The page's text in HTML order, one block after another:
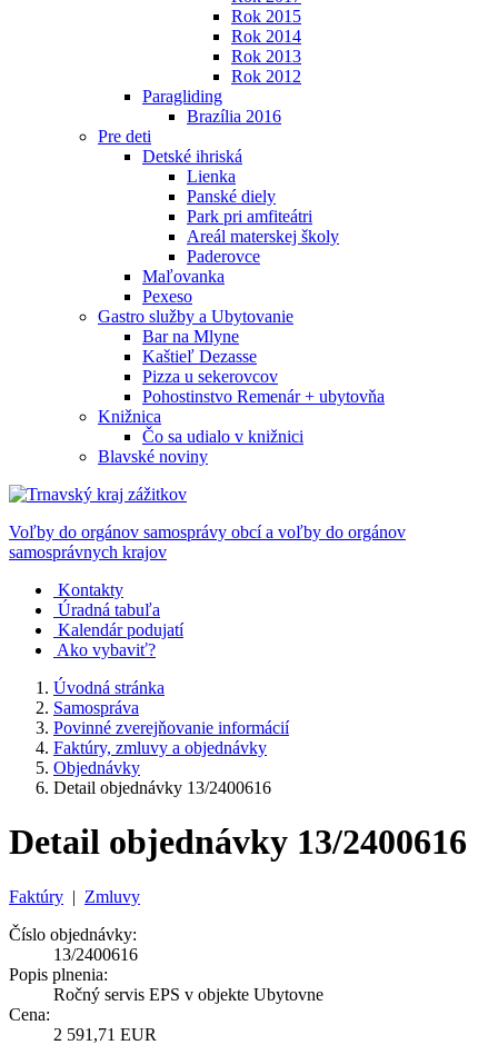
Rok 2015
Rok 2014
Rok 2013
Rok 2012
Paragliding
Brazília 2016
Pre deti
Detské ihriská
Lienka
Panské diely
Park pri amfiteátri
Areál materskej školy
Paderovce
Maľovanka
Pexeso
Gastro služby a Ubytovanie
Bar na Mlyne
Kaštieľ Dezasse
Pizza u sekerovcov
Pohostinstvo Remenár + ubytovňa
Knižnica
Čo sa udialo v knižnici
Blavské noviny
Voľby do orgánov samosprávy obcí a voľby do orgánov
samosprávnych krajov
Kontakty
Úradná tabuľa
Kalendár podujatí
Ako vybaviť?
Úvodná stránka
Samospráva
Povinné zverejňovanie informácií
Faktúry, zmluvy a objednávky
Objednávky
Detail objednávky 13/2400616
Detail objednávky 13/2400616
Faktúry | Zmluvy
Číslo objednávky:
13/2400616
Popis plnenia:
Ročný servis EPS v objekte Ubytovne
Cena:
2 591,71 EUR